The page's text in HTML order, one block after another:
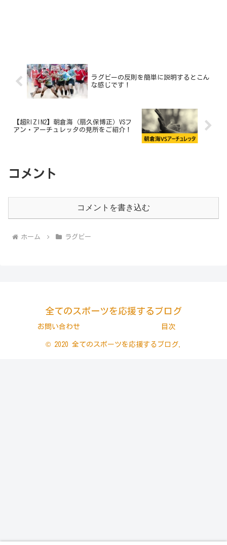
ラグビーの反則を簡単に説明するとこん
な感じです！
【超RIZIN2】朝倉海（扇久保博正）VSフ
アン・アーチュレッタの見所をご紹介！
コメント
コメントを書き込む
ホーム ラグビー
全てのスポーツを応援するブログ
お問い合わせ 目次
© 2020 全てのスポーツを応援するブログ.